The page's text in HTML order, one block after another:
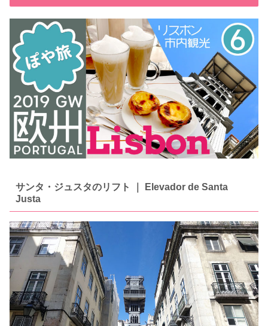
サンタ・ジュスタのリフト ｜ Elevador de Santa
Justa